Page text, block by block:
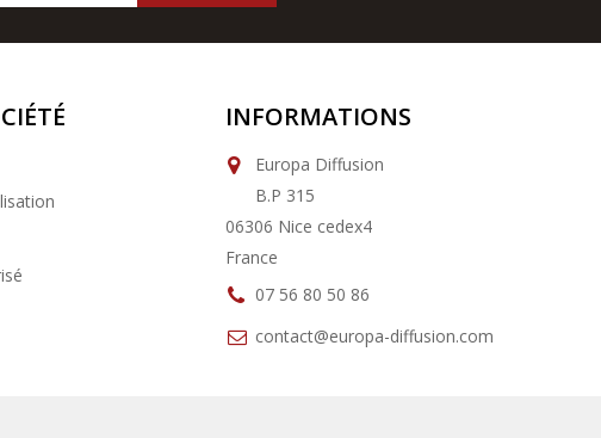
INFORMATIONS
Europa Diffusion
B.P 315
06306 Nice cedex4
France
07 56 80 50 86
contact@europa-diffusion.com